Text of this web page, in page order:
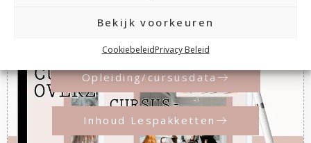
Bekijk voorkeuren
CookiebeleidPrivacy Beleid
Opleiding/cursusdata
Inhoud Lespakketten